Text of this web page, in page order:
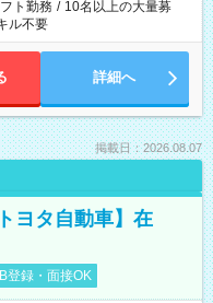
ト勤務 / 10名以上の大量募
ル不要
詳細へ
掲載日：2026.08.07
ヨタ自動車】在
登録・面接OK